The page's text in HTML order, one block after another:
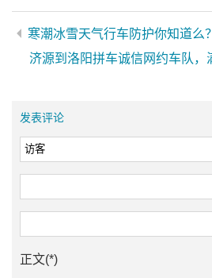
寒潮冰雪天气行车防护你知道么？
发表评论
正文(*)